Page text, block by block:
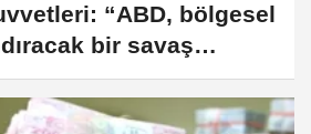
“ABD, bölgesel
bir savaş
politikası takip ediyor”